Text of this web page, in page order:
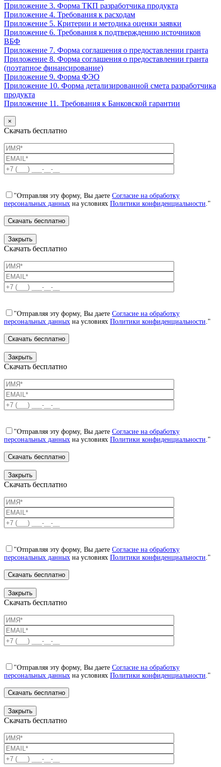
Приложение 3. Форма ТКП разработчика продукта
Приложение 4. Требования к расходам
Приложение 5. Критерии и методика оценки заявки
Приложение 6. Требования к подтверждению источников
ВБФ
Приложение 7. Форма соглашения о предоставлении гранта
Приложение 8. Форма соглашения о предоставлении гранта
(поэтапное финансирование)
Приложение 9. Форма ФЭО
Приложение 10. Форма детализированной смета разработчика
продукта
Приложение 11. Требования к Банковской гарантии
×
Скачать бесплатно
"Отправляя эту форму, Вы даете Согласие на обработку
персональных данных на условиях Политики конфиденциальности ."
Закрыть
Скачать бесплатно
"Отправляя эту форму, Вы даете Согласие на обработку
персональных данных на условиях Политики конфиденциальности ."
Закрыть
Скачать бесплатно
"Отправляя эту форму, Вы даете Согласие на обработку
персональных данных на условиях Политики конфиденциальности ."
Закрыть
Скачать бесплатно
"Отправляя эту форму, Вы даете Согласие на обработку
персональных данных на условиях Политики конфиденциальности ."
Закрыть
Скачать бесплатно
"Отправляя эту форму, Вы даете Согласие на обработку
персональных данных на условиях Политики конфиденциальности ."
Закрыть
Скачать бесплатно